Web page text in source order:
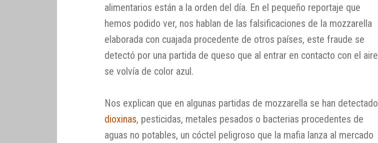
alimentarios están a la orden del día. En el pequeño reportaje que
hemos podido ver, nos hablan de las falsificaciones de la mozzarella
elaborada con cuajada procedente de otros países, este fraude se
detectó por una partida de queso que al entrar en contacto con el aire
se volvía de color azul.
Nos explican que en algunas partidas de mozzarella se han detectado
dioxinas, pesticidas, metales pesados o bacterias procedentes de
aguas no potables, un cóctel peligroso que la mafia lanza al mercado